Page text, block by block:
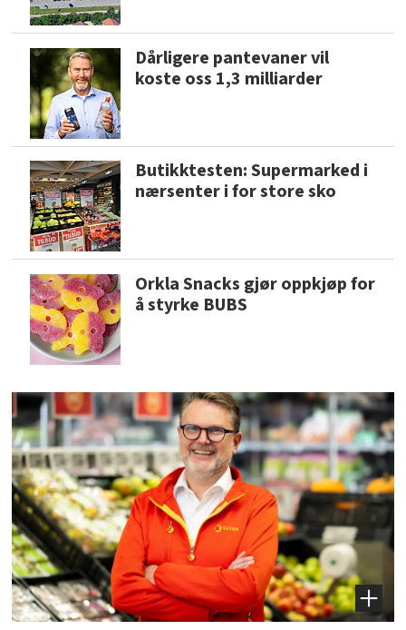
Dårligere pantevaner vil
koste oss 1,3 milliarder
Butikktesten: Supermarked i
nærsenter i for store sko
Orkla Snacks gjør oppkjøp for
å styrke BUBS